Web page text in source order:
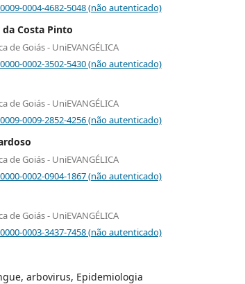
0004-4682-5048 (não autenticado)
Costa Pinto
de Goiás - UniEVANGÉLICA
0002-3502-5430 (não autenticado)
de Goiás - UniEVANGÉLICA
0009-2852-4256 (não autenticado)
de Goiás - UniEVANGÉLICA
0002-0904-1867 (não autenticado)
de Goiás - UniEVANGÉLICA
0003-3437-7458 (não autenticado)
arbovirus, Epidemiologia